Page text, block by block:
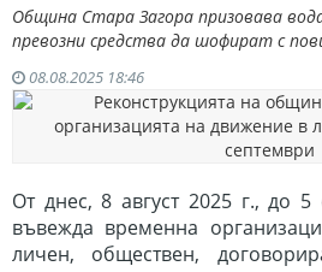
Община Стара Загора призовава
превозни средства да шофират с
08.08.2025 18:46
От днес, 8 август 2025 г., до
въвежда временна
личен, обществен,